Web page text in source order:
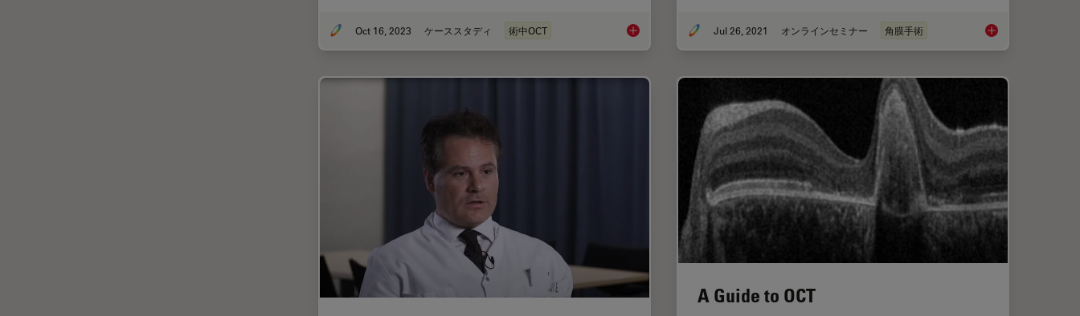
Oct 16, 2023 ケーススタディ 術中OCT Intraoperative OCT-Assisted Corneal Transplant Procedures
Jul 26, 2021 オンラインセミナー 角膜手術 Clinical Symposium
A Guide to OCT